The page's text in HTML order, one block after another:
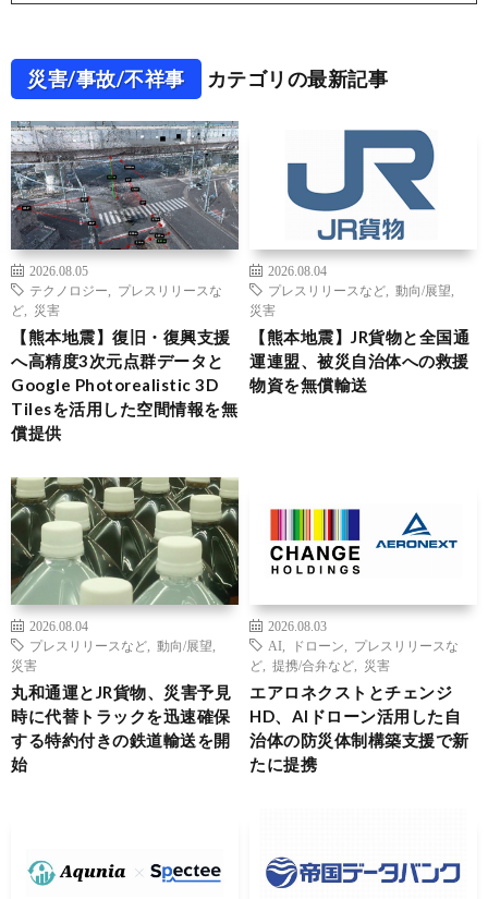
災害/事故/不祥事 カテゴリの最新記事
2026.08.05
テクノロジー
プレスリリースな
ど
災害
【熊本地震】復旧・復興支援
へ高精度3次元点群データと
Google Photorealistic 3D
Tilesを活用した空間情報を無
償提供
2026.08.04
プレスリリースなど
動向/展望
災害
【熊本地震】JR貨物と全国通
運連盟、被災自治体への救援
物資を無償輸送
2026.08.04
プレスリリースなど
動向/展望
災害
丸和通運とJR貨物、災害予見
時に代替トラックを迅速確保
する特約付きの鉄道輸送を開
始
2026.08.03
AI
ドローン
プレスリリースな
ど
提携/合弁など 災害
エアロネクストとチェンジ
HD、AIドローン活用した自
治体の防災体制構築支援で新
たに提携